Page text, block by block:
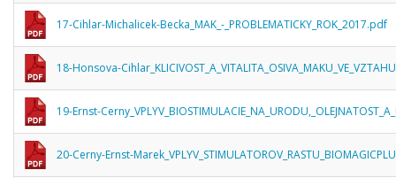
17-Cihlar-Michalicek-Becka_MAK_-_PROBLEMATICKY_ROK_2017.pdf
18-Honsova-
19-Ernst-
20-Cerny-Ernst-